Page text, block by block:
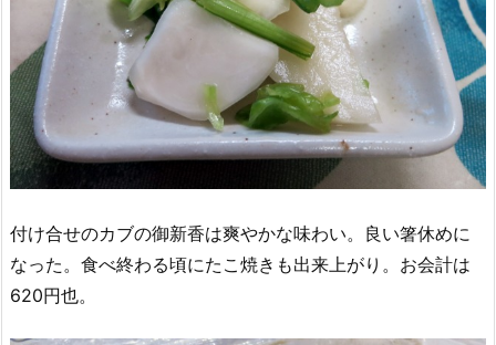
付け合せのカブの御新香は爽やかな味わい。良い箸休めに
なった。食べ終わる頃にたこ焼きも出来上がり。お会計は
620円也。